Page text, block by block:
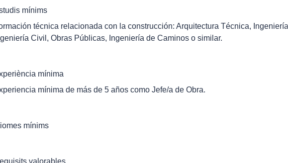
mínims
técnica relacionada con la construcción: Arquitectura Técnica,
Civil, Obras Públicas, Ingeniería de Caminos o similar.
mínima
mínima de más de 5 años como Jefe/a de Obra.
mínims
valorables